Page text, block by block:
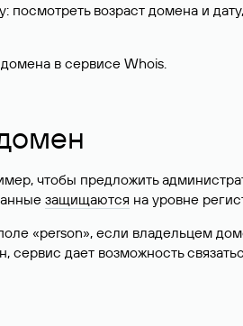
возраст домена и
в сервисе Whois.
чтобы предложить
защищаются на уровне
«person», если владельцем
сервис дает возможность